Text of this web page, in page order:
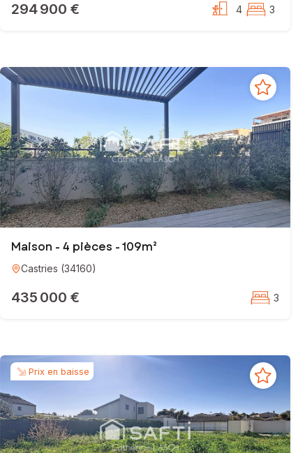
294 900 € 4 3
Maison - 4 pièces - 109m²
Castries (34160)
435 000 € 3
Prix en baisse